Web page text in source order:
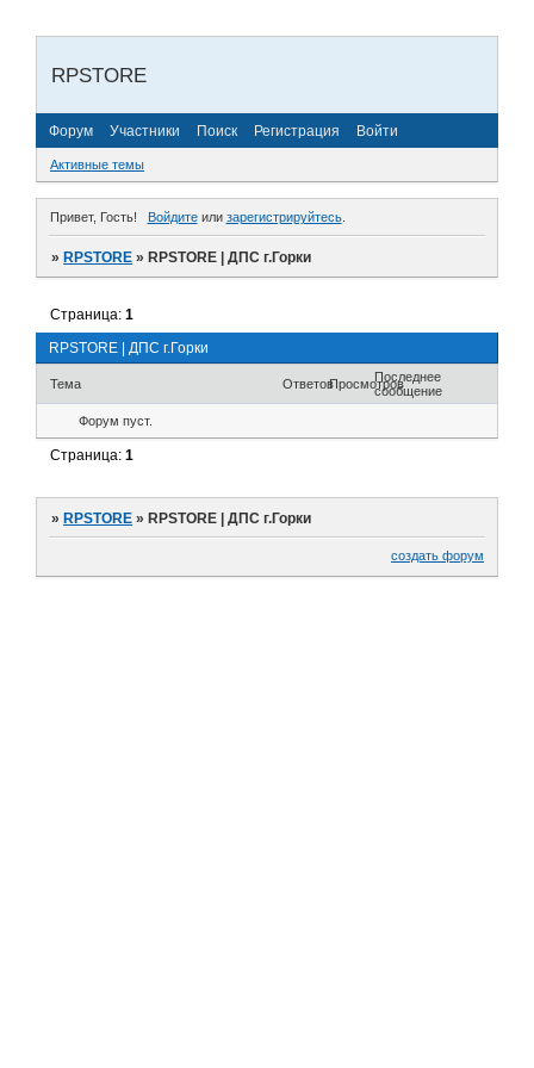
RPSTORE
Форум Участники Поиск Регистрация Войти
Активные темы
Привет, Гость! Войдитеили зарегистрируйтесь.
»RPSTORE »RPSTORE | ДПС г.Горки
RPSTORE | ДПС г.Горки
Страница:1
Тема ОтветовПросмотровПоследнее
сообщение
Форум пуст.
Страница:1
»RPSTORE »RPSTORE | ДПС г.Горки
создать форум